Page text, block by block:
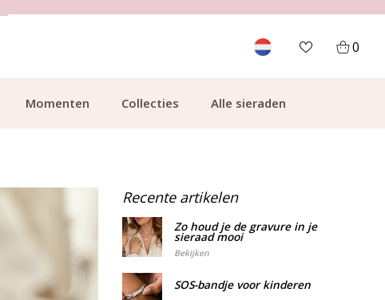
0
Momenten Collecties Alle sieraden
Recente artikelen
Zo houd je de gravure in je
sieraad mooi
Bekijken
SOS-bandje voor kinderen